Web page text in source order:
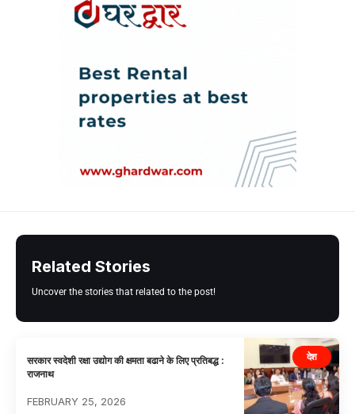
Related Stories
Uncover the stories that related to the post!
देश
सरकार स्वदेशी रक्षा उद्योग की क्षमता बढाने के लिए प्रतिबद्ध :
राजनाथ
FEBRUARY 25, 2026